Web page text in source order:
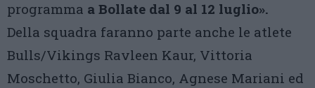
programma a Bollate dal 9 al 12 luglio».
Della squadra faranno parte anche le atlete
Bulls/Vikings Ravleen Kaur, Vittoria
Moschetto, Giulia Bianco, Agnese Mariani ed